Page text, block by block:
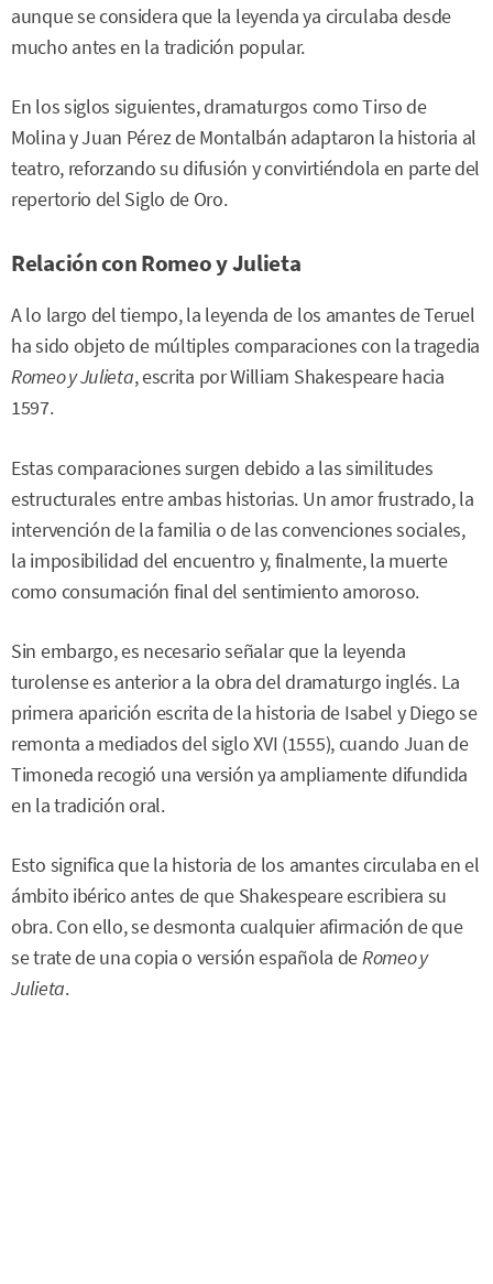
aunque se considera que la leyenda ya circulaba desde
mucho antes en la tradición popular.
En los siglos siguientes, dramaturgos como Tirso de
Molina y Juan Pérez de Montalbán adaptaron la historia al
teatro, reforzando su difusión y convirtiéndola en parte del
repertorio del Siglo de Oro.
Relación con Romeo y Julieta
A lo largo del tiempo, la leyenda de los amantes de Teruel
ha sido objeto de múltiples comparaciones con la tragedia
Romeo y Julieta, escrita por William Shakespeare hacia
1597.
Estas comparaciones surgen debido a las similitudes
estructurales entre ambas historias. Un amor frustrado, la
intervención de la familia o de las convenciones sociales,
la imposibilidad del encuentro y, finalmente, la muerte
como consumación final del sentimiento amoroso.
Sin embargo, es necesario señalar que la leyenda
turolense es anterior a la obra del dramaturgo inglés. La
primera aparición escrita de la historia de Isabel y Diego se
remonta a mediados del siglo XVI (1555), cuando Juan de
Timoneda recogió una versión ya ampliamente difundida
en la tradición oral.
Esto significa que la historia de los amantes circulaba en el
ámbito ibérico antes de que Shakespeare escribiera su
obra. Con ello, se desmonta cualquier afirmación de que
se trate de una copia o versión española deRomeo y
Julieta.